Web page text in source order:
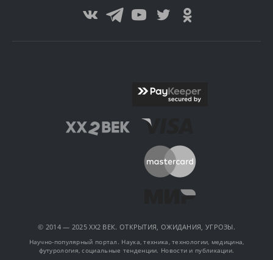
© 2014 — 2025 XX2 ВЕК. ОТКРЫТИЯ, ОЖИДАНИЯ, УГРОЗЫ.
Научно-популярный портал. Наука, техника, технологии, медицина,
футурология, социальные тенденции. Новости и публикации.